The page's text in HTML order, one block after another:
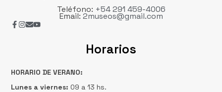
Teléfono: +54 291 459-4006
Email: 2museos@gmail.com
Horarios
HORARIO DE VERANO:
Lunes a viernes: 09 a 13 hs.